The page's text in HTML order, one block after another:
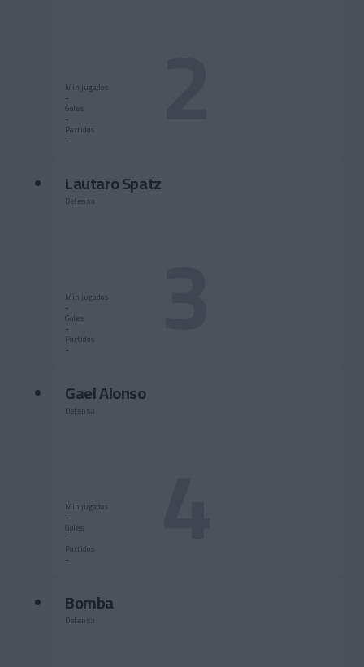
Min jugados
-
Goles
-
Partidos
-
Lautaro Spatz
Defensa
Min jugados
-
Goles
-
Partidos
-
Gael Alonso
Defensa
Min jugados
-
Goles
-
Partidos
-
Bomba
Defensa